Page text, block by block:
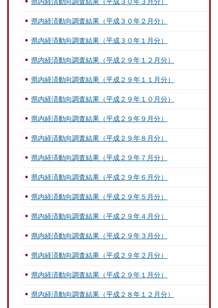
県内経済動向調査結果（平成３０年２月分）
県内経済動向調査結果（平成３０年１月分）
県内経済動向調査結果（平成２９年１２月分）
県内経済動向調査結果（平成２９年１１月分）
県内経済動向調査結果（平成２９年１０月分）
県内経済動向調査結果（平成２９年９月分）
県内経済動向調査結果（平成２９年８月分）
県内経済動向調査結果（平成２９年７月分）
県内経済動向調査結果（平成２９年６月分）
県内経済動向調査結果（平成２９年５月分）
県内経済動向調査結果（平成２９年４月分）
県内経済動向調査結果（平成２９年３月分）
県内経済動向調査結果（平成２９年２月分）
県内経済動向調査結果（平成２９年１月分）
県内経済動向調査結果（平成２８年１２月分）